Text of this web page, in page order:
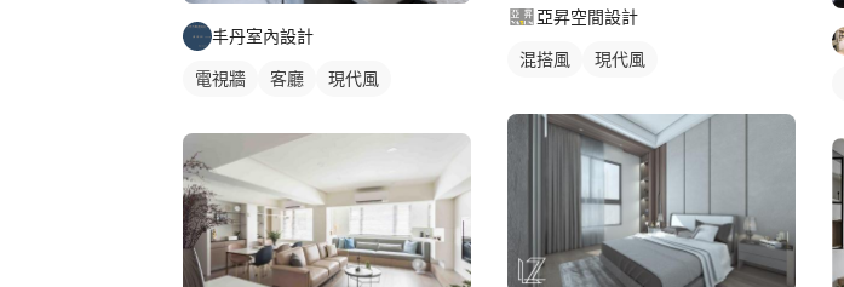
丰丹室內設計
電視牆 客廳 現代風
亞昇空間設計
混搭風 現代風